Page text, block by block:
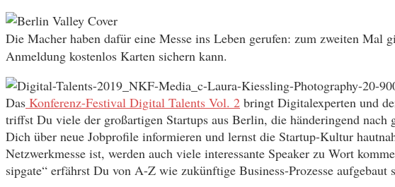
Die Macher haben dafür eine Messe ins Leben gerufen: zum zweiten Mal
Anmeldung kostenlos Karten sichern kann.
Das Konferenz-Festival Digital Talents Vol. 2 bringt Digitalexperten und
triffst Du viele der großartigen Startups aus Berlin, die händeringend nach
Dich über neue Jobprofile informieren und lernst die Startup-Kultur
Netzwerkmesse ist, werden auch viele interessante Speaker zu Wort
sipgate“ erfährst Du von A-Z wie zukünftige Business-Prozesse